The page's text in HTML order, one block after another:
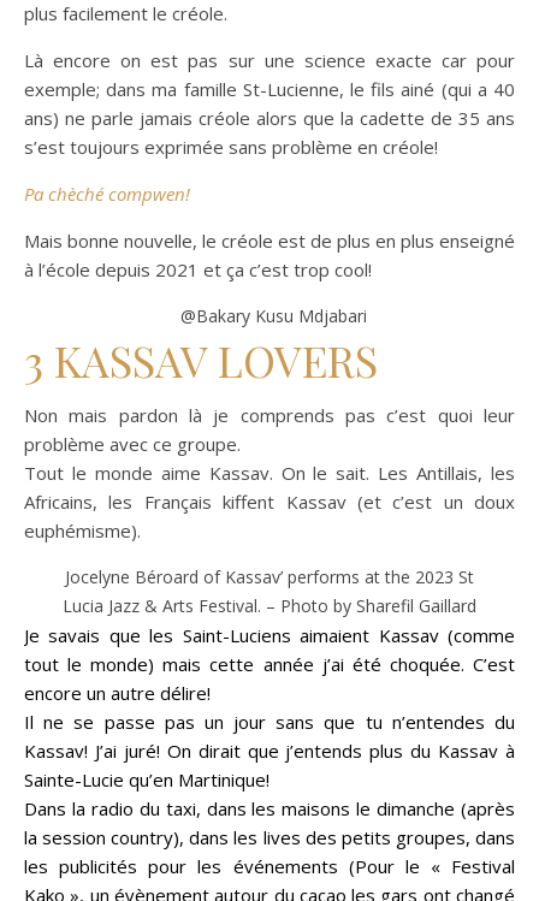
plus facilement le créole.
Là encore on est pas sur une science exacte car pour
exemple; dans ma famille St-Lucienne, le fils ainé (qui a 40
ans) ne parle jamais créole alors que la cadette de 35 ans
s’est toujours exprimée sans problème en créole!
Pa chèché compwen!
Mais bonne nouvelle, le créole est de plus en plus enseigné
à l’école depuis 2021 et ça c’est trop cool!
@Bakary Kusu Mdjabari
3 KASSAV LOVERS
Non mais pardon là je comprends pas c’est quoi leur
problème avec ce groupe.
Tout le monde aime Kassav. On le sait. Les Antillais, les
Africains, les Français kiffent Kassav (et c’est un doux
euphémisme).
Jocelyne Béroard of Kassav’ performs at the 2023 St
Lucia Jazz & Arts Festival. – Photo by Sharefil Gaillard
Je savais que les Saint-Luciens aimaient Kassav (comme
tout le monde) mais cette année j’ai été choquée. C’est
encore un autre délire!
Il ne se passe pas un jour sans que tu n’entendes du
Kassav! J’ai juré! On dirait que j’entends plus du Kassav à
Sainte-Lucie qu’en Martinique!
Dans la radio du taxi, dans les maisons le dimanche (après
la session country), dans les lives des petits groupes, dans
les publicités pour les événements (Pour le « Festival
Kako », un évènement autour du cacao les gars ont changé